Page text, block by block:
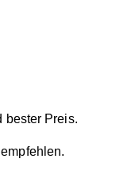
bester Preis.